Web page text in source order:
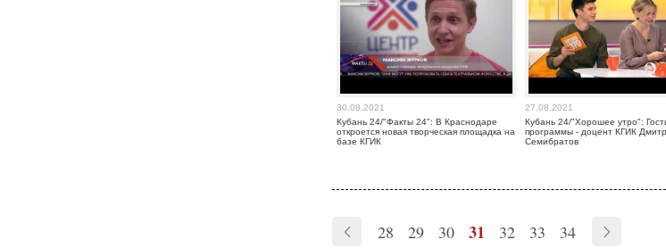
30.08.2021
Кубань 24/"Факты 24": В Краснодаре
откроется новая творческая площадка на
базе КГИК
27.08.2021
Кубань 24/"Хорошее утро":
программы - доцент КГИК
Семибратов
28 29 30 31 32 33 34